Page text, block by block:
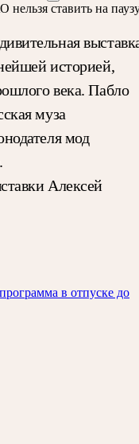
нельзя ставить на
историей,
века. Пабло
муза
мод
Алексей
в отпуске до